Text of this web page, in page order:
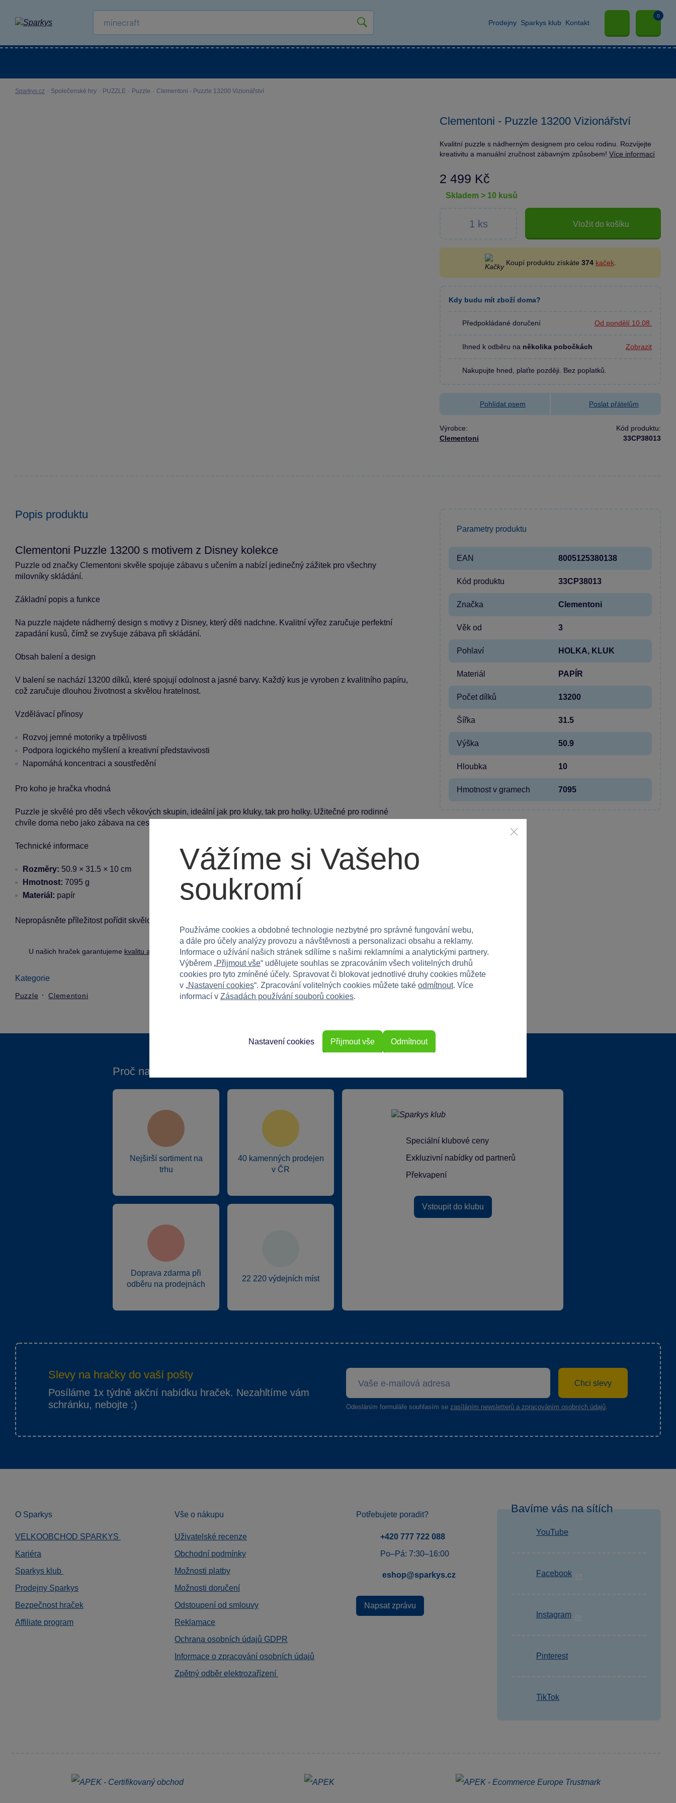
Prodejny Sparkys klub Kontakt
0
Sparkys.cz · Společenské hry · PUZZLE · Puzzle · Clementoni - Puzzle 13200 Vizionářství
Clementoni - Puzzle 13200 Vizionářství
Kvalitní puzzle s nádherným designem pro celou rodinu. Rozvíjejte
kreativitu a manuální zručnost zábavným způsobem! Více informací
2 499 Kč
skladem > 10 kusů
Vložit do košíku
Koupí produktu získáte 374 kaček.
Kdy budu mít zboží doma?
Předpokládané doručení Od pondělí 10.08.
Ihned k odběru na několika pobočkách Zobrazit
Nakupujte hned, plaťte později. Bez poplatků.
Pohlídat psem Poslat přátelům
Výrobce:
Clementoni
Kód produktu:
33CP38013
Popis produktu
Clementoni Puzzle 13200 s motivem z Disney kolekce
Puzzle od značky Clementoni skvěle spojuje zábavu s učením a nabízí jedinečný zážitek pro všechny
milovníky skládání.
Základní popis a funkce
Na puzzle najdete nádherný design s motivy z Disney, který děti nadchne. Kvalitní výřez zaručuje perfektní
zapadání kusů, čímž se zvyšuje zábava při skládání.
Obsah balení a design
V balení se nachází 13200 dílků, které spojují odolnost a jasné barvy. Každý kus je vyroben z kvalitního papíru,
což zaručuje dlouhou životnost a skvělou hratelnost.
Vzdělávací přínosy
Rozvoj jemné motoriky a trpělivosti
Podpora logického myšlení a kreativní představivosti
Napomáhá koncentraci a soustředění
Pro koho je hračka vhodná
Puzzle je skvělé pro děti všech věkových skupin, ideální jak pro kluky, tak pro holky. Užitečné pro rodinné
chvíle doma nebo jako zábava na cestách.
Technické informace
Rozměry: 50.9 × 31.5 × 10 cm
Hmotnost: 7095 g
Materiál: papír
Nepropásněte příležitost pořídit skvělou zábavu pro celou rodinu a užijte si kouzlo skládání puzzle!
U našich hraček garantujeme kvalitu a bezpečnost.
Kategorie
Puzzle Clementoni
Parametry produktu
EAN 8005125380138
Kód produktu 33CP38013
Značka Clementoni
Věk od 3
Pohlaví HOLKA, KLUK
Materiál PAPÍR
Počet dílků 13200
Šířka 31.5
Výška 50.9
Hloubka 10
Hmotnost v gramech 7095
Proč nakupovat ve Sparkys?
Nejširší sortiment na
trhu
40 kamenných prodejen
v ČR
Doprava zdarma při
odběru na prodejnách
22 220 výdejních míst
Speciální klubové ceny
Exkluzivní nabídky od partnerů
Překvapení
Vstoupit do klubu
Slevy na hračky do vaší pošty
Posíláme 1x týdně akční nabídku hraček. Nezahltíme vám
schránku, nebojte :)
Chci slevy
Odesláním formuláře souhlasím se zasíláním newsletterů a zpracováním osobních údajů
O Sparkys
VELKOOBCHOD SPARKYS
Kariéra
Sparkys klub
Prodejny Sparkys
Bezpečnost hraček
Affiliate program
Vše o nákupu
Uživatelské recenze
Obchodní podmínky
Možnosti platby
Možnosti doručení
Odstoupení od smlouvy
Reklamace
Ochrana osobních údajů GDPR
Informace o zpracování osobních údajů
Zpětný odběr elektrozařízení
Potřebujete poradit?
+420 777 722 088
Po–Pá: 7:30–16:00
eshop@sparkys.cz
Napsat zprávu
Bavíme vás na sítích
YouTube
Facebook
Instagram
Pinterest
TikTok
Vážíme si Vašeho
soukromí
Používáme cookies a obdobné technologie nezbytné pro správné fungování webu,
a dále pro účely analýzy provozu a návštěvnosti a personalizaci obsahu a reklamy.
Informace o užívání našich stránek sdílíme s našimi reklamními a analytickými partnery.
Výběrem „Přijmout vše“ udělujete souhlas se zpracováním všech volitelných druhů
cookies pro tyto zmíněné účely. Spravovat či blokovat jednotlivé druhy cookies můžete
v „Nastavení cookies“. Zpracování volitelných cookies můžete také odmítnout. Více
informací v Zásadách používání souborů cookies.
Odmítnout
Nastavení cookies Přijmout vše